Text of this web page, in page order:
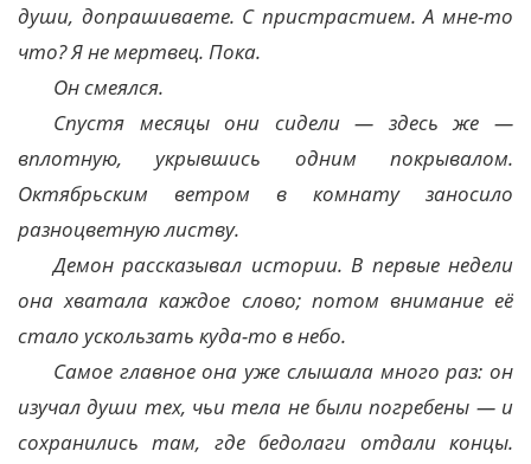
души, допрашиваете. С пристрастием. А мне-то
что? Я не мертвец. Пока.
Он смеялся.
Спустя месяцы они сидели — здесь же —
вплотную, укрывшись одним покрывалом.
Октябрьским ветром в комнату заносило
разноцветную листву.
Демон рассказывал истории. В первые недели
она хватала каждое слово; потом внимание её
стало ускользать куда-то в небо.
Самое главное она уже слышала много раз: он
изучал души тех, чьи тела не были погребены — и
сохранились там, где бедолаги отдали концы.